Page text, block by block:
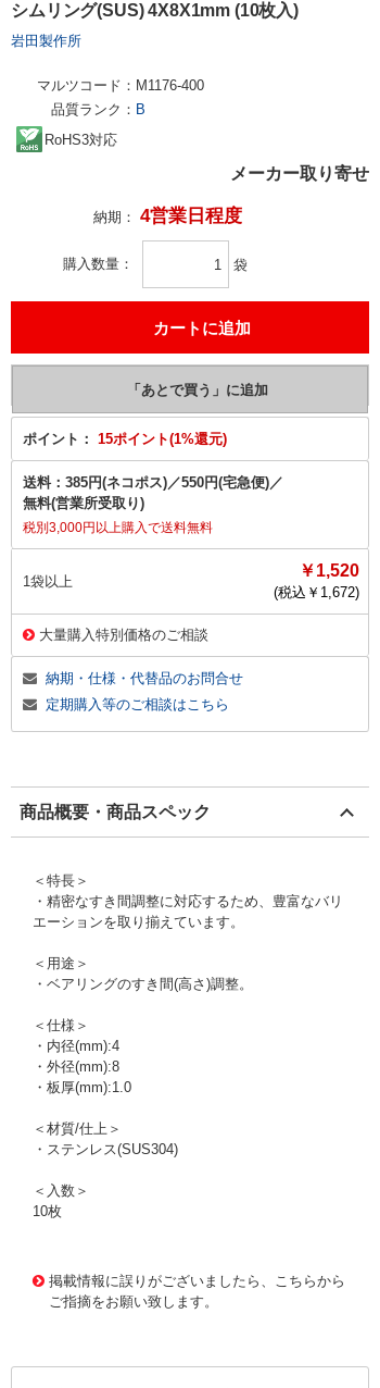
シムリング(SUS) 4X8X1mm (10枚入)
岩田製作所
マルツコード： M1176-400
品質ランク： B
RoHS3対応
メーカー取り寄せ
納期： 4営業日程度
購入数量 袋
ポイント： 15ポイント(1%還元)
送料： 385円(ネコポス)／550円(宅急便)／
無料(営業所受取り)
税別3,000円以上購入で送料無料
1袋以上
￥1,520
(税込￥ 1,672)
大量購入特別価格のご相談
納期・仕様・代替品のお問合せ
定期購入等のご相談はこちら
商品概要・商品スペック
＜特長＞
・精密なすき間調整に対応するため、豊富なバリ
エーションを取り揃えています。
＜用途＞
・ベアリングのすき間(高さ)調整。
＜仕様＞
・内径(mm):4
・外径(mm):8
・板厚(mm):1.0
＜材質/仕上＞
・ステンレス(SUS304)
＜入数＞
10枚
掲載情報に誤りがございましたら、こちらから
ご指摘をお願い致します。